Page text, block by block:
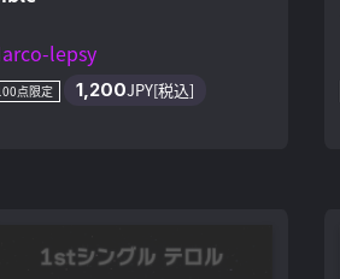
lepsy
点限定 1,200JPY[税込]